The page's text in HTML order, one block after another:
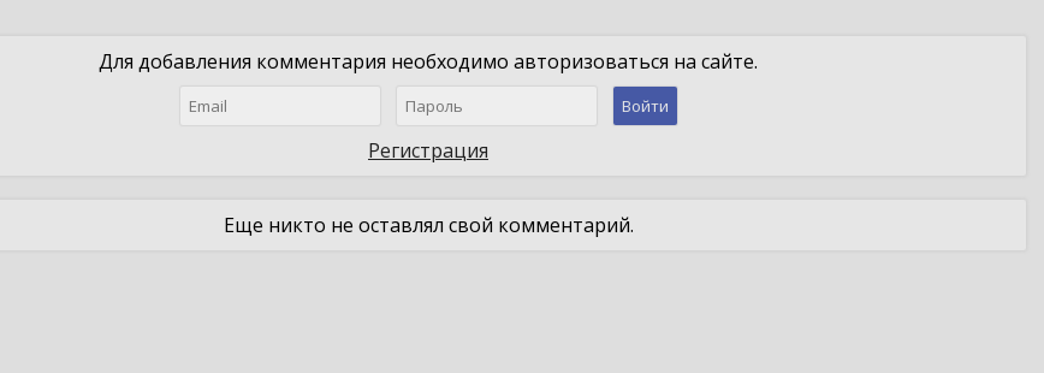
Для добавления комментария необходимо авторизоваться на сайте.
Войти
Регистрация
Еще никто не оставлял свой комментарий.